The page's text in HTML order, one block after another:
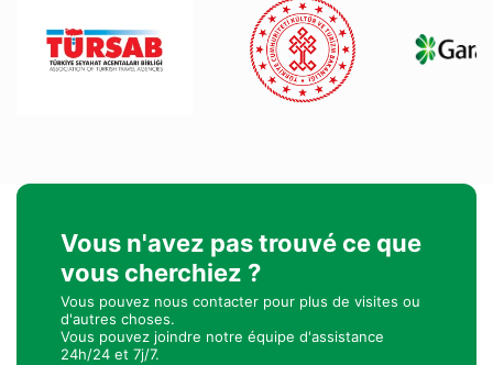
Vous n'avez pas trouvé ce que
vous cherchiez ?
Vous pouvez nous contacter pour plus de visites ou
d'autres choses.
Vous pouvez joindre notre équipe d'assistance
24h/24 et 7j/7.